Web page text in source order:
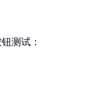
测试：